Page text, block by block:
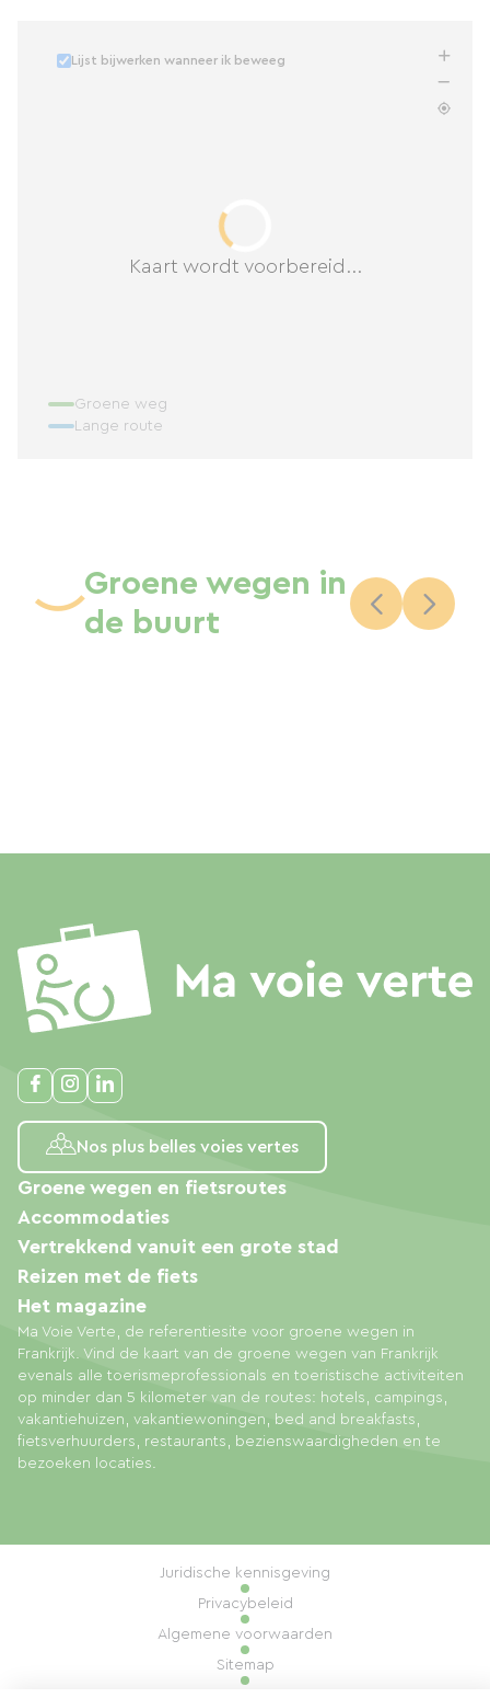
Kaart wordt voorbereid...
Lijst bijwerken wanneer ik beweeg
Groene weg
Lange route
Groene wegen in
de buurt
Nos plus belles voies vertes
Ma Voie Verte, de referentiesite voor groene wegen in
Frankrijk. Vind de kaart van de groene wegen van Frankrijk
evenals alle toerismeprofessionals en toeristische activiteiten
op minder dan 5 kilometer van de routes: hotels, campings,
vakantiehuizen, vakantiewoningen, bed and breakfasts,
fietsverhuurders, restaurants, bezienswaardigheden en te
bezoeken locaties.
Groene wegen en fietsroutes
Accommodaties
Vertrekkend vanuit een grote stad
Reizen met de fiets
Het magazine
Juridische kennisgeving
Privacybeleid
Algemene voorwaarden
Sitemap